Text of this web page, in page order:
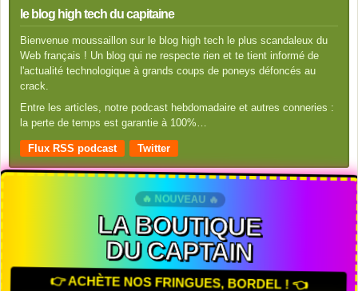
le blog high tech du capitaine
Bienvenue moussaillon sur le blog high tech le plus scandaleux du
Web français ! Un blog qui ne respecte rien et te tient informé de
l'actualité technologique à grands coups de poneys défoncés au
crack.
Entre les articles, notre podcast hebdomadaire et autres conneries :
la perte de temps est garantie à 100%…
Flux RSS podcast Twitter
🔥 NOUVEAU 🔥
LA BOUTIQUE
DU CAPTAIN
👉 ACHÈTE NOS FRINGUES, BORDEL ! 👈